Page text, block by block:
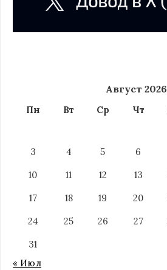
Август 2026
Пн Вт Ср Чт
3
4 5 6
10
11 12 13
17
18 19 20
24
25 26 27
31
« Июл